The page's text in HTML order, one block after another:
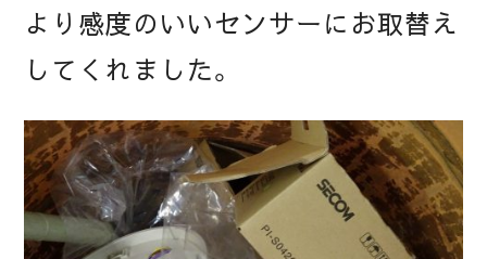
より感度のいいセンサーにお取替え
してくれました。